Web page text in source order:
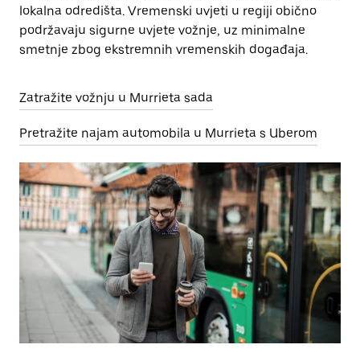
lokalna odredišta. Vremenski uvjeti u regiji obično
podržavaju sigurne uvjete vožnje, uz minimalne
smetnje zbog ekstremnih vremenskih događaja.
Zatražite vožnju u Murrieta sada
Pretražite najam automobila u Murrieta s Uberom